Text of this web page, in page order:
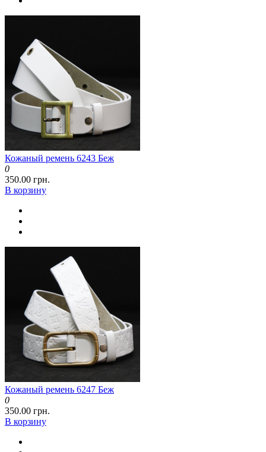
Кожаный ремень 6243 Беж
0
350.00 грн.
В корзину
Кожаный ремень 6247 Беж
0
350.00 грн.
В корзину